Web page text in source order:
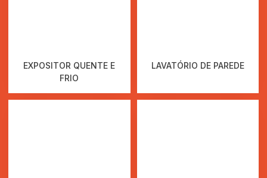
EXPOSITOR QUENTE E
FRIO
LAVATÓRIO DE PAREDE